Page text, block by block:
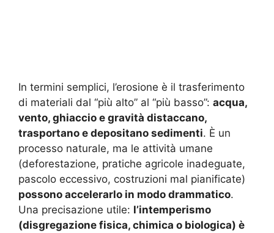
In termini semplici, l’erosione è il trasferimento
di materiali dal “più alto” al “più basso”: acqua,
vento, ghiaccio e gravità distaccano,
trasportano e depositano sedimenti. È un
processo naturale, ma le attività umane
(deforestazione, pratiche agricole inadeguate,
pascolo eccessivo, costruzioni mal pianificate)
possono accelerarlo in modo drammatico.
Una precisazione utile: l’intemperismo
(disgregazione fisica, chimica o biologica) è